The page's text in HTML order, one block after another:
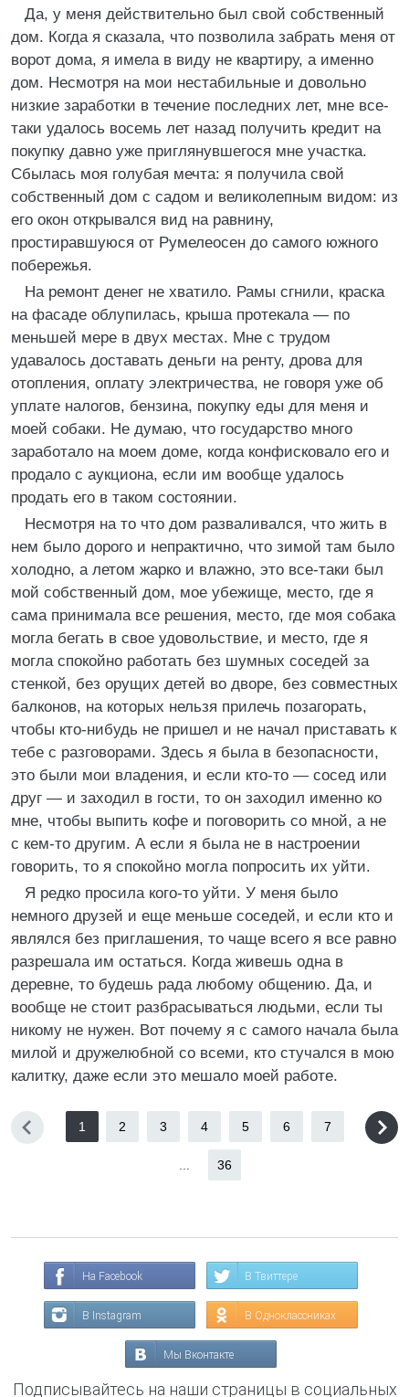
Да, у меня действительно был свой собственный
дом. Когда я сказала, что позволила забрать меня от
ворот дома, я имела в виду не квартиру, а именно
дом. Несмотря на мои нестабильные и довольно
низкие заработки в течение последних лет, мне все-
таки удалось восемь лет назад получить кредит на
покупку давно уже приглянувшегося мне участка.
Сбылась моя голубая мечта: я получила свой
собственный дом с садом и великолепным видом: из
его окон открывался вид на равнину,
простиравшуюся от Румелеосен до самого южного
побережья.
На ремонт денег не хватило. Рамы сгнили, краска
на фасаде облупилась, крыша протекала — по
меньшей мере в двух местах. Мне с трудом
удавалось доставать деньги на ренту, дрова для
отопления, оплату электричества, не говоря уже об
уплате налогов, бензина, покупку еды для меня и
моей собаки. Не думаю, что государство много
заработало на моем доме, когда конфисковало его и
продало с аукциона, если им вообще удалось
продать его в таком состоянии.
Несмотря на то что дом разваливался, что жить в
нем было дорого и непрактично, что зимой там было
холодно, а летом жарко и влажно, это все-таки был
мой собственный дом, мое убежище, место, где я
сама принимала все решения, место, где моя собака
могла бегать в свое удовольствие, и место, где я
могла спокойно работать без шумных соседей за
стенкой, без орущих детей во дворе, без совместных
балконов, на которых нельзя прилечь позагорать,
чтобы кто-нибудь не пришел и не начал приставать к
тебе с разговорами. Здесь я была в безопасности,
это были мои владения, и если кто-то — сосед или
друг — и заходил в гости, то он заходил именно ко
мне, чтобы выпить кофе и поговорить со мной, а не
с кем-то другим. А если я была не в настроении
говорить, то я спокойно могла попросить их уйти.
Я редко просила кого-то уйти. У меня было
немного друзей и еще меньше соседей, и если кто и
являлся без приглашения, то чаще всего я все равно
разрешала им остаться. Когда живешь одна в
деревне, то будешь рада любому общению. Да, и
вообще не стоит разбрасываться людьми, если ты
никому не нужен. Вот почему я с самого начала была
милой и дружелюбной со всеми, кто стучался в мою
калитку, даже если это мешало моей работе.
1 2 3 4 5 6 7
36
На Facebook В Твиттере
В Instagram В Одноклассниках
Мы Вконтакте
Подписывайтесь на наши страницы в социальных